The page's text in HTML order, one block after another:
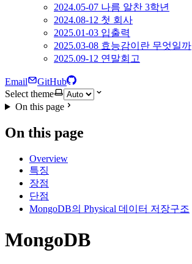
2024.05-07 나름 알찬 3학년
2024.08-12 첫 회사
2025.01-03 입출력
2025.03-08 효능감이란 무엇일까
2025.09-12 연말회고
Email
GitHub
Select theme
On this page
On this page
Overview
특징
장점
단점
MongoDB의 Physical 데이터 저장구조
MongoDB